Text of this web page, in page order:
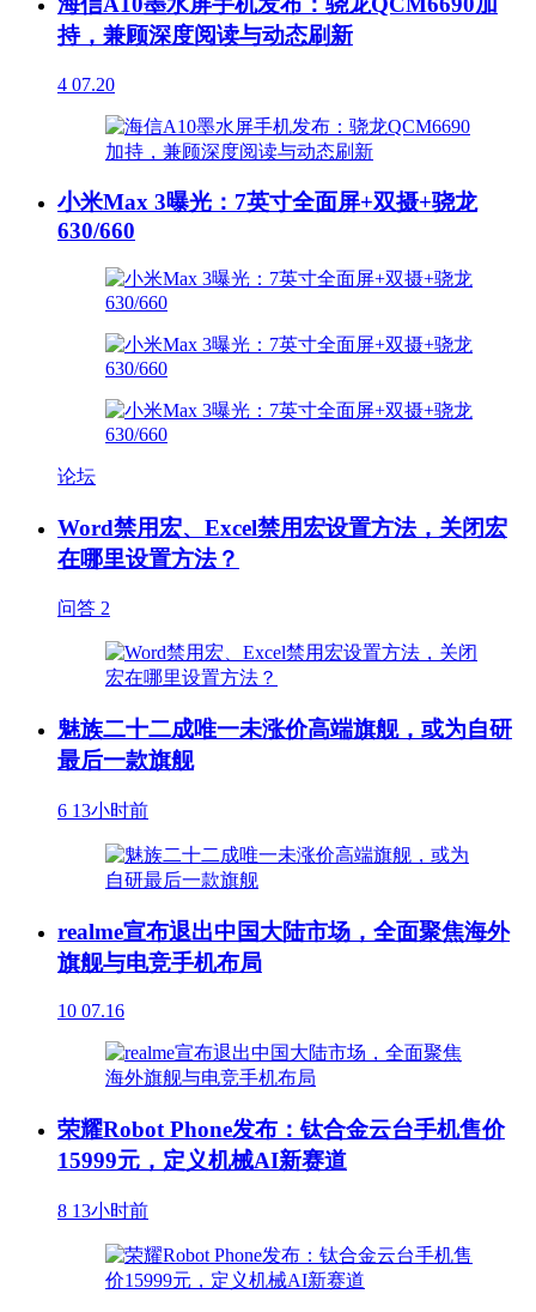
持，兼顾深度阅读与动态刷新
4 07.20
小米Max 3曝光：7英寸全面屏+双摄+骁龙
630/660
论坛
Word禁用宏、Excel禁用宏设置方法，关闭宏
在哪里设置方法？
问答 2
魅族二十二成唯一未涨价高端旗舰，或为自研
最后一款旗舰
6 13小时前
realme宣布退出中国大陆市场，全面聚焦海外
旗舰与电竞手机布局
10 07.16
荣耀Robot Phone发布：钛合金云台手机售价
15999元，定义机械AI新赛道
8 13小时前